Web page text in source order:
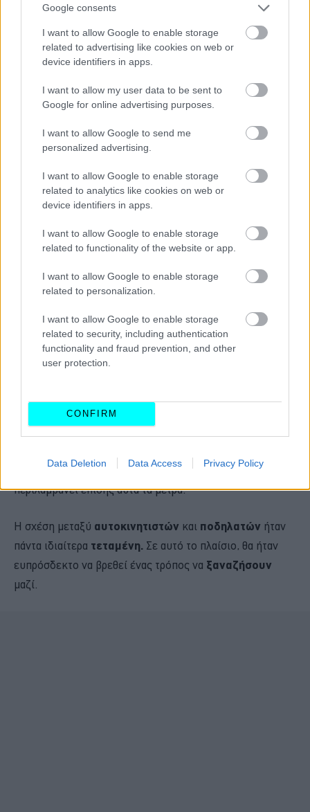
Google consents
I want to allow Google to enable storage
related to advertising like cookies on web or
device identifiers in apps.
I want to allow my user data to be sent to
Google for online advertising purposes.
I want to allow Google to send me
personalized advertising.
I want to allow Google to enable storage
related to analytics like cookies on web or
device identifiers in apps.
I want to allow Google to enable storage
related to functionality of the website or app.
I want to allow Google to enable storage
related to personalization.
I want to allow Google to enable storage
related to security, including authentication
functionality and fraud prevention, and other
user protection.
CONFIRM
Data Deletion Data Access Privacy Policy
ποδηλάτων στοΠαρίσι.
Οι αρχές έχουν κατανοήσει ξεκάθαρα τη σημασία της
κοινής χρήσης του δρόμου και του πεζοδρομίου μεταξύ
ποδηλάτων, αυτοκινήτωνκαιπεζών.Για να το πετύχει
αυτό, το Παρίσι σχεδιάζει να αναπτύξει30 κάμερες
στις αρχές του
Η δήμαρχος του 9ου Διαμερίσταμτος κ.Delphine Bürkli
επισήμανε ότι: «Αν και η συντριπτική πλειοψηφία των
ορισμένοι θεωρούν ότι αυτοί οιαπότομοι δρόμοιείναι
τιμωρούνται ». Ως εκ τούτου, οι αρχές θέλουν να
βελτιώσουν την κοινήχρήση του δρόμου
αυτοκινήτων καιποδηλάτων.Αυτό απηχεί το ατύχημα
με τον Paul Varry, έναν ποδηλάτη που χτυπήθηκε
θανάσιμα στο Παρίσι στα τέλη του 2024.
ομάδας αφιερωμένης
επιλέξει εναλλακτικές λύσεις αντί του αυτοκινήτου
περιλαμβάνει επίσης αυτά τα μέτρα.
Η σχέση μεταξύ αυτοκινητιστών και ποδηλατών ήταν
πάντα ιδιαίτερα τεταμένη. Σε αυτό το πλαίσιο, θα ήταν
ευπρόσδεκτο να βρεθεί ένας τρόπος να ξαναζήσουν
μαζί.